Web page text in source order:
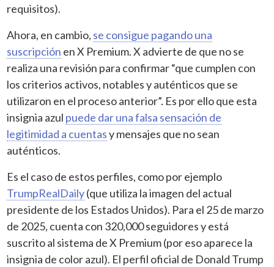
requisitos).
Ahora, en cambio, se consigue pagando una
suscripción en X Premium. X advierte de que no se
realiza una revisión para confirmar “que cumplen con
los criterios activos, notables y auténticos que se
utilizaron en el proceso anterior”. Es por ello que esta
insignia azul puede dar una falsa sensación de
legitimidad a cuentasy mensajes que no sean
auténticos.
Es el caso de estos perfiles, como por ejemplo
TrumpRealDaily(que utiliza la imagen del actual
presidente de los Estados Unidos). Para el 25 de marzo
de 2025, cuenta con 320,000 seguidores y está
suscrito al sistema de X Premium (por eso aparece la
insignia de color azul). El perfil oficial de Donald Trump